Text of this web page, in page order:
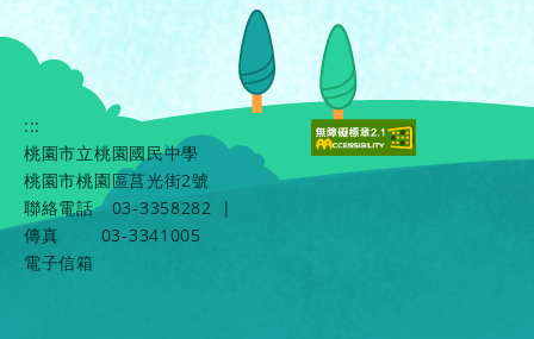
:::
桃園市立桃園國民中學
桃園市桃園區莒光街2號
聯絡電話
03-3358282
|
傳真
03-3341005
電子信箱